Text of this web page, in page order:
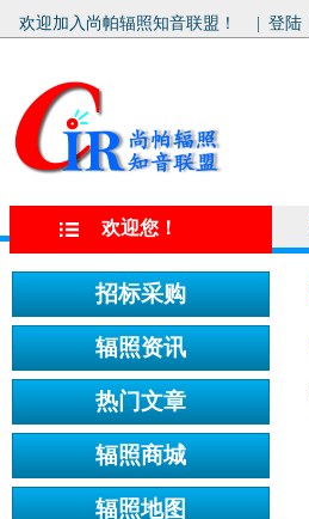
欢迎加入尚帕辐照知音联盟！ 登陆
欢迎您！